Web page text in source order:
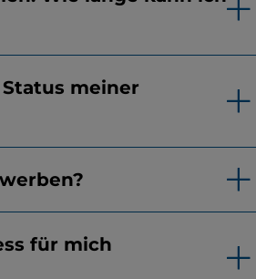
meiner
für mich